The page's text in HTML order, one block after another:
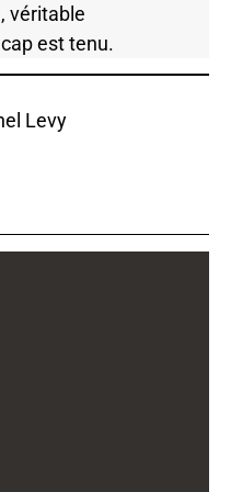
véritable
est tenu.
Levy